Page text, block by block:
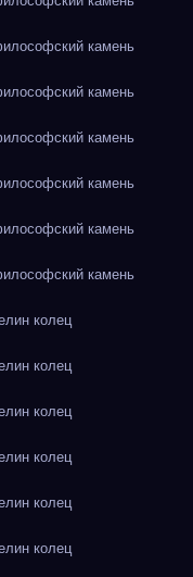
камень
камень
камень
камень
камень
камень
колец
колец
колец
колец
колец
колец